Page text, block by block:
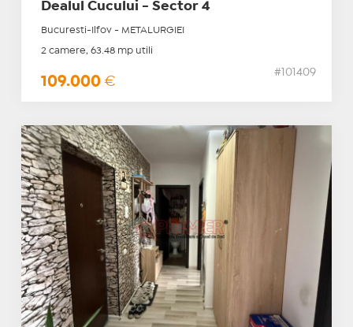
Dealul Cucului - Sector 4
Bucuresti-Ilfov - METALURGIEI
2 camere, 63.48 mp utili
109.000 €
#101409